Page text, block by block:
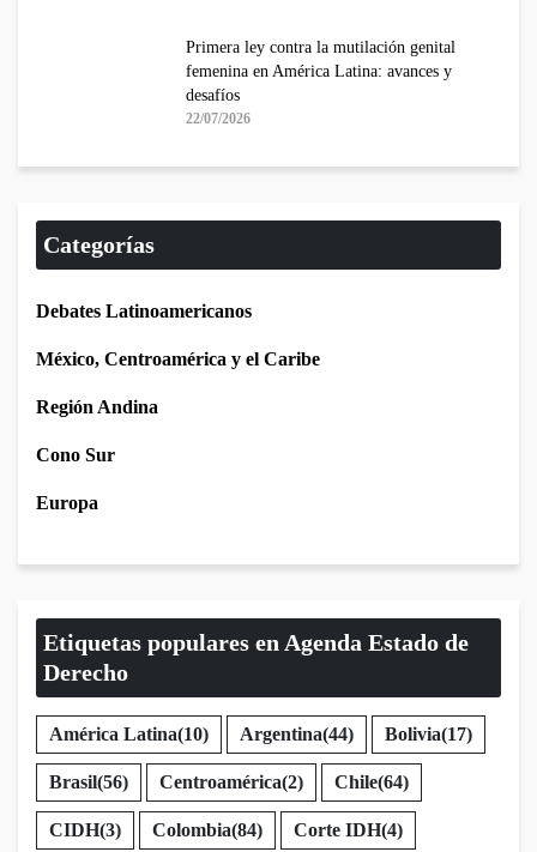
Primera ley contra la mutilación genital
femenina en América Latina: avances y
desafíos
22/07/2026
Categorías
Debates Latinoamericanos
México, Centroamérica y el Caribe
Región Andina
Cono Sur
Europa
Etiquetas populares en Agenda Estado de
Derecho
América Latina(10) Argentina(44) Bolivia(17)
Brasil(56) Centroamérica(2) Chile(64)
CIDH(3) Colombia(84) Corte IDH(4)